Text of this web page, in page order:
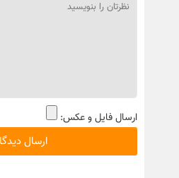
ارسال فایل و عکس: